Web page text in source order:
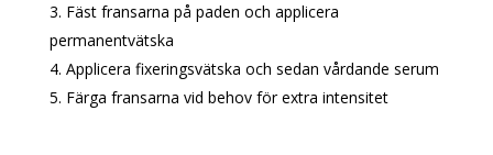
Fäst fransarna på paden och applicera
permanentvätska
Applicera fixeringsvätska och sedan vårdande serum
Färga fransarna vid behov för extra intensitet